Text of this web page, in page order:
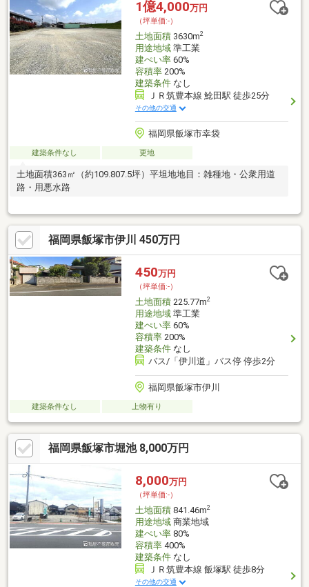
1億4,000万円
（坪単価:-）
土地面積3630m2
用途地域準工業
建ぺい率60%
容積率200%
建築条件なし
ＪＲ筑豊本線 鯰田駅 徒歩25分
その他の交通
福岡県飯塚市幸袋
建築条件なし 更地
土地面積363㎡（約109.807.5坪）平坦地地目：雑種地・公衆用道
路・用悪水路
福岡県飯塚市伊川 450万円
450万円
（坪単価:-）
土地面積225.77m2
用途地域準工業
建ぺい率60%
容積率200%
建築条件なし
バス/「伊川道」バス停 停歩2分
福岡県飯塚市伊川
建築条件なし 上物有り
福岡県飯塚市堀池 8,000万円
8,000万円
（坪単価:-）
土地面積841.46m2
用途地域商業地域
建ぺい率80%
容積率400%
建築条件なし
ＪＲ筑豊本線 飯塚駅 徒歩8分
その他の交通